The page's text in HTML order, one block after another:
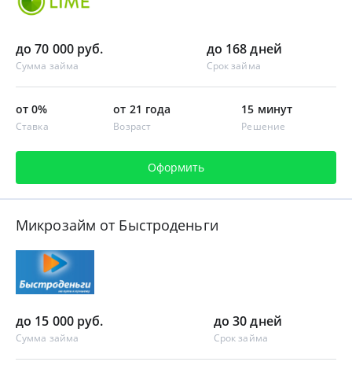
до 70 000 руб.
Сумма займа
до 168 дней
Срок займа
от 0%
Ставка
от 21 года
Возраст
15 минут
Решение
Оформить
Микрозайм от Быстроденьги
до 15 000 руб.
Сумма займа
до 30 дней
Срок займа